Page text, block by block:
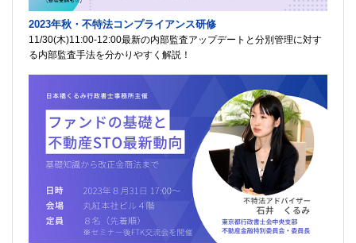
2023年秋・不特法コンプライアンス研修
11/30(木)11:00-12:00最新の内部監査アップデートと分別管理に対す
る内部監査手法を分かりやすく解説！